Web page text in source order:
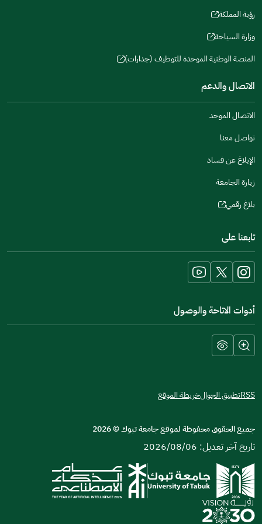
window)
new
window)
new
window)
رؤية المملكة
(opens
new
وزارة السياحة
(opens
new
window)
المنصة الوطنية الموحدة للتوظيف (جدارات)
(opens
window)
الاتصال والدعم
الاتصال الموحد
تواصل معنا
الإبلاغ عن فساد
زيارة الجامعة
بلاغ رقمي
(opens
new
window)
تابعنا على
أدوات الاتاحة والوصول
RSSتطبيق الجوالخريطة الموقع
جميع الحقوق محفوظة لموقع جامعة تبوك©
2026
تاريخ آخر تعديل: 2026/08/06